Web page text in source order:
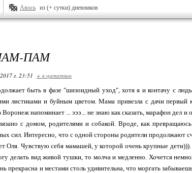
Авось из (+ сутки) дневников
ПАМ
г. 23:51 + в цитатник
быть в фазе "шизоидный уход", хотя я и контачу с
листиками и буйным цветом. Мама привезла с дачи
напоминает ... эээ... не знаю как сказать, марафон дел
с домом, родителями и собакой. Вроде, как
сил. Интересно, что с одной стороны родители продолжают
Оля. Чувствую себя мамашей, у которой очень крупные
делать вид живой тушки, то молча и медленно. Хочется
прекрасна и местами столь удивительна, что моргать